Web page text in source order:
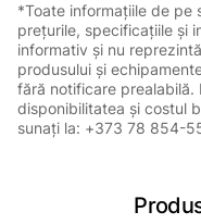
*Toate informațiile de pe
prețurile, specificațiile și
informativ și nu
produsului și
fără notificare
disponibilitatea și costul
sunați la: +373 78 854-